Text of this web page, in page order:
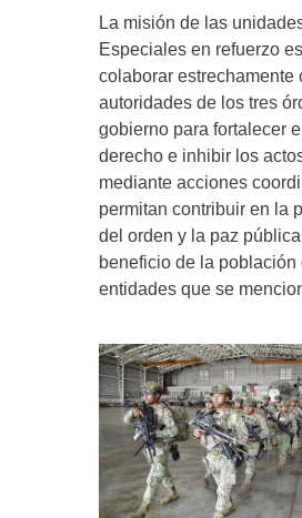
La misión de las
Especiales en refuerzo
colaborar estrechamente
autoridades de los tres
gobierno para fortalecer
derecho e inhibir los
mediante acciones
permitan contribuir en la
del orden y la paz
beneficio de la población
entidades que se